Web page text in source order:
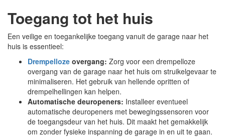
Toegang tot het huis
Een veilige en toegankelijke toegang vanuit de garage naar het
huis is essentieel:
Drempelloze overgang: Zorg voor een drempelloze
overgang van de garage naar het huis om struikelgevaar te
minimaliseren. Het gebruik van hellende opritten of
drempelhellingen kan helpen.
Automatische deuropeners: Installeer eventueel
automatische deuropeners met bewegingssensoren voor
de toegangsdeur van het huis. Dit maakt het gemakkelijk
om zonder fysieke inspanning de garage in en uit te gaan.